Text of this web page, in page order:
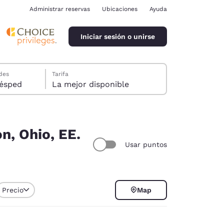
Administrar reservas Ubicaciones Ayuda
Iniciar sesión o unirse
1 huésped
Tarifa
La mejor disponible
Ohio, EE.
Usar puntos
Precio Map